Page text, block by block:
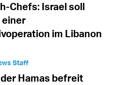
Chefs: Israel soll
einer
im Libanon
Staff
Hamas befreit